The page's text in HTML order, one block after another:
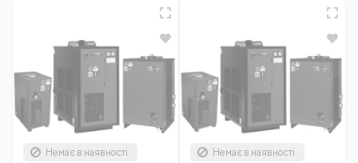
Немає в наявності
Немає в наявності